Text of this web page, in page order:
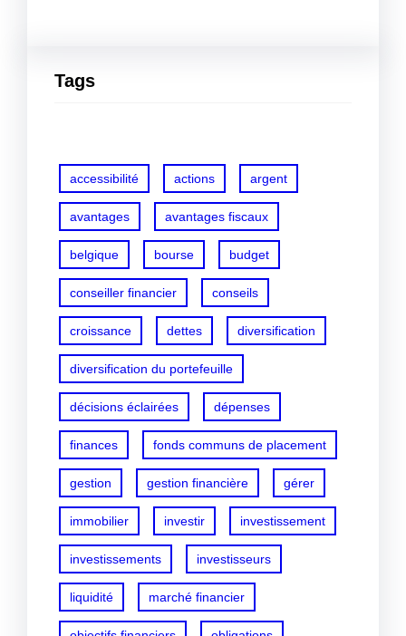
Tags
accessibilité actions argent
avantages avantages fiscaux
belgique bourse budget
conseiller financier conseils
croissance dettes diversification
diversification du portefeuille
décisions éclairées dépenses
finances fonds communs de placement
gestion gestion financière gérer
immobilier investir investissement
investissements investisseurs
liquidité marché financier